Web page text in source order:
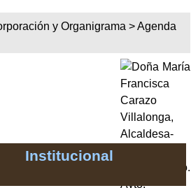
y Organigrama >Agenda